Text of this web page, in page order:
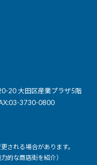
20 大田区産業プラザ5階
3730-0800
される場合があります。
的な商店街を紹介）